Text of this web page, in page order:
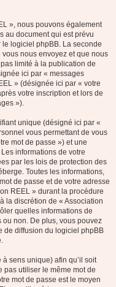
», nous pouvons également
au document qui est prévu
logiciel phpBB. La seconde
nous envoyez et que nous
limité à la publication de
ici par « messages
» (désignée ici par « votre
votre inscription et lors de
»).
unique (désigné ici par «
vous permettant de vous
mot de passe ») et une
informations de votre
par les lois de protection des
Toutes les informations,
de passe et de votre adresse
REEL » durant la procédure
la discrétion de « Association
quelles informations de
non. De plus, vous pouvez
de diffusion du logiciel phpBB
sens unique) afin qu’il soit
pas utiliser le même mot de
mot de passe est le moyen